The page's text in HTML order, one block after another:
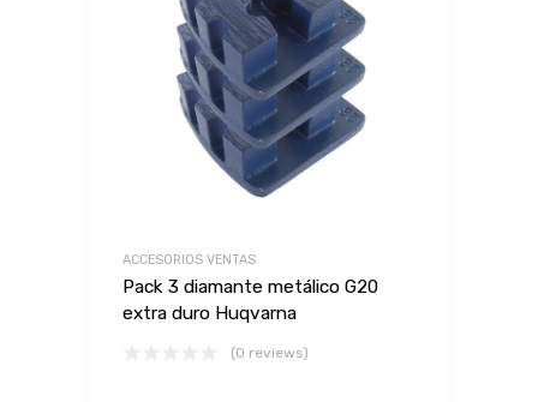
ACCESORIOS VENTAS
Pack 3 diamante metálico G20
extra duro Huqvarna
(0 reviews)